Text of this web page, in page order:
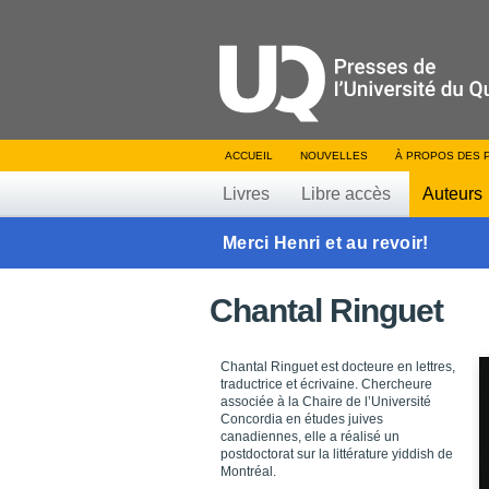
ACCUEIL NOUVELLES À PROPOS DES
Livres Libre accès Auteurs
Merci Henri et au revoir!
Chantal Ringuet
Chantal Ringuet est docteure en lettres,
traductrice et écrivaine. Chercheure
associée à la Chaire de l’Université
Concordia en études juives
canadiennes, elle a réalisé un
postdoctorat sur la littérature yiddish de
Montréal.